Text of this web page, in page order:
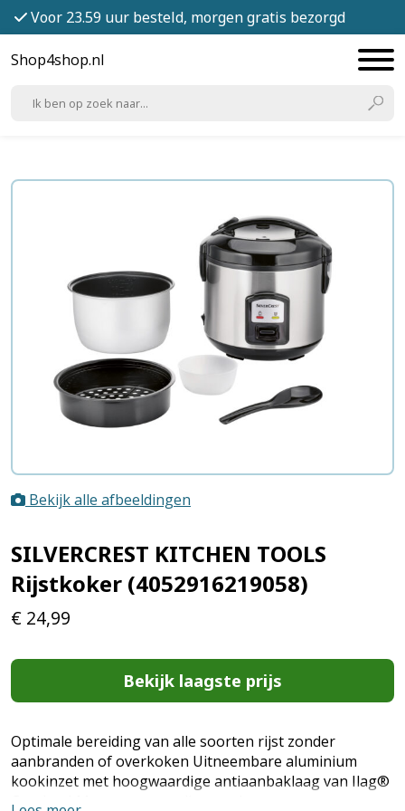
Voor 23.59 uur besteld, morgen gratis bezorgd
Shop4shop.nl
Bekijk alle afbeeldingen
SILVERCREST KITCHEN TOOLS
Rijstkoker (4052916219058)
€ 24,99
Bekijk laagste prijs
Optimale bereiding van alle soorten rijst zonder
aanbranden of overkoken Uitneembare aluminium
kookinzet met hoogwaardige antiaanbaklaag van Ilag®
Ceralon I Met stoommandje voor het stomen van